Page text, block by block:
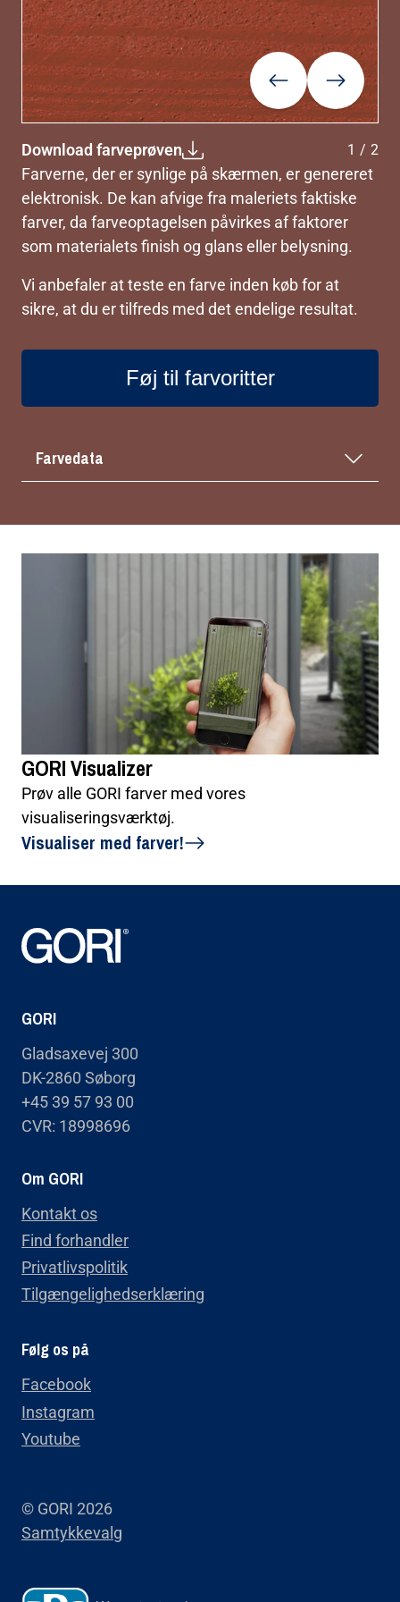
Forrige Næste
Download farveprøven 1 / 2
Farverne, der er synlige på skærmen, er genereret
elektronisk. De kan afvige fra maleriets faktiske
farver, da farveoptagelsen påvirkes af faktorer
som materialets finish og glans eller belysning.
Vi anbefaler at teste en farve inden køb for at
sikre, at du er tilfreds med det endelige resultat.
Føj til farvoritter
Farvedata
GORI Visualizer
Prøv alle GORI farver med vores
visualiseringsværktøj.
Visualiser med farver!
GORI
Gladsaxevej 300
DK-2860 Søborg
+45 39 57 93 00
CVR: 18998696
Om GORI
Kontakt os
Find forhandler
Privatlivspolitik
Tilgængelighedserklæring
Følg os på
Facebook
Instagram
Youtube
© GORI 2026
Samtykkevalg